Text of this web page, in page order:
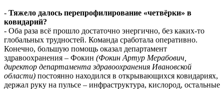
- Тяжело далось перепрофилирование «четвёрки» в
ковидарий?
- Оба раза всё прошло достаточно энергично, без каких-то
глобальных трудностей. Команда сработала оперативно.
Конечно, большую помощь оказал департамент
здравоохранения – Фокин (Фокин Артур Мерабович,
директор департамента здравоохранения Ивановской
области) постоянно находился в открывающихся ковидариях,
держал руку на пульсе – инфраструктура, кислород, остальные